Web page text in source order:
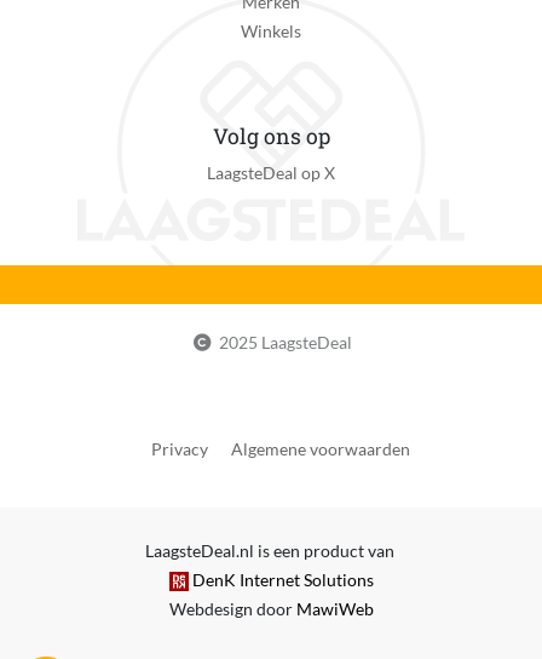
Winkels
Volg ons op
LaagsteDeal op X
2025 LaagsteDeal
Privacy Algemene voorwaarden
LaagsteDeal.nl is een product van
DenK Internet Solutions
Webdesign door MawiWeb